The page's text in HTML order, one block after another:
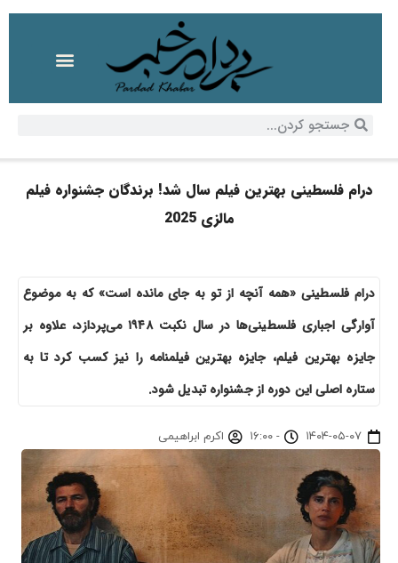
درام فلسطینی بهترین فیلم سال شد! برندگان جشنواره فیلم
مالزی 2025
درام فلسطینی «همه آنچه از تو به جای مانده است» که به موضوع
آوارگی اجباری فلسطینی‌ها در سال نکبت ۱۹۴۸ می‌پردازد، علاوه بر
جایزه بهترین فیلم، جایزه بهترین فیلمنامه را نیز کسب کرد تا به
ستاره اصلی این دوره از جشنواره تبدیل شود.
۱۴۰۴-۰۵-۰۷ - ۱۶:۰۰ اکرم ابراهیمی